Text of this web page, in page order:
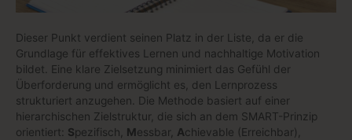
Dieser Punkt verdient seinen Platz in der Liste, da er die
Grundlage für effektives Lernen und nachhaltige Motivation
bildet. Eine klare Zielsetzung minimiert das Gefühl der
Überforderung und ermöglicht es, den Lernprozess
strukturiert anzugehen. Die Methode basiert auf einer
hierarchischen Zielstruktur, die sich an dem SMART-Prinzip
orientiert: Spezifisch, Messbar, Achievable (Erreichbar),